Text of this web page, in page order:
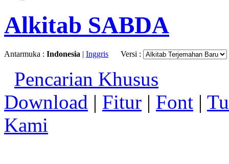
Alkitab SABDA
Antarmuka : Indonesia | Inggris Versi :
Pencarian Khusus
Download | Fitur | Font |
Kami